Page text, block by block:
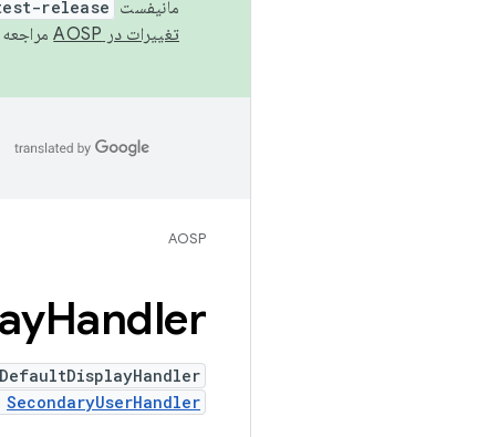
مانیفست release
تغییرات در AOSP
مراجعه
AOSP
Handler
SecondaryUserHandler